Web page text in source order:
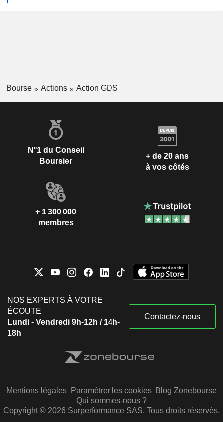
Bourse Actions Action GDS
N°1 du Conseil
Boursier
+ de 20 ans
à vos côtés
+ 1 300 000
membres
NOS EXPERTS À VOTRE
ÉCOUTE
Lundi - Vendredi 9h-12h / 14h-
18h
Contactez-nous
Mentions légales Paramétrer les cookies Blog Zonebourse
Qui sommes-nous ?
Copyright © 2026 Surperformance SAS. Tous droits réservés.